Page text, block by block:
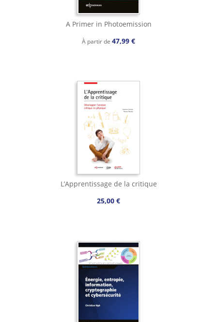
A Primer in Photoemission
À partir de 47,99 €
L’Apprentissage de la critique
25,00 €